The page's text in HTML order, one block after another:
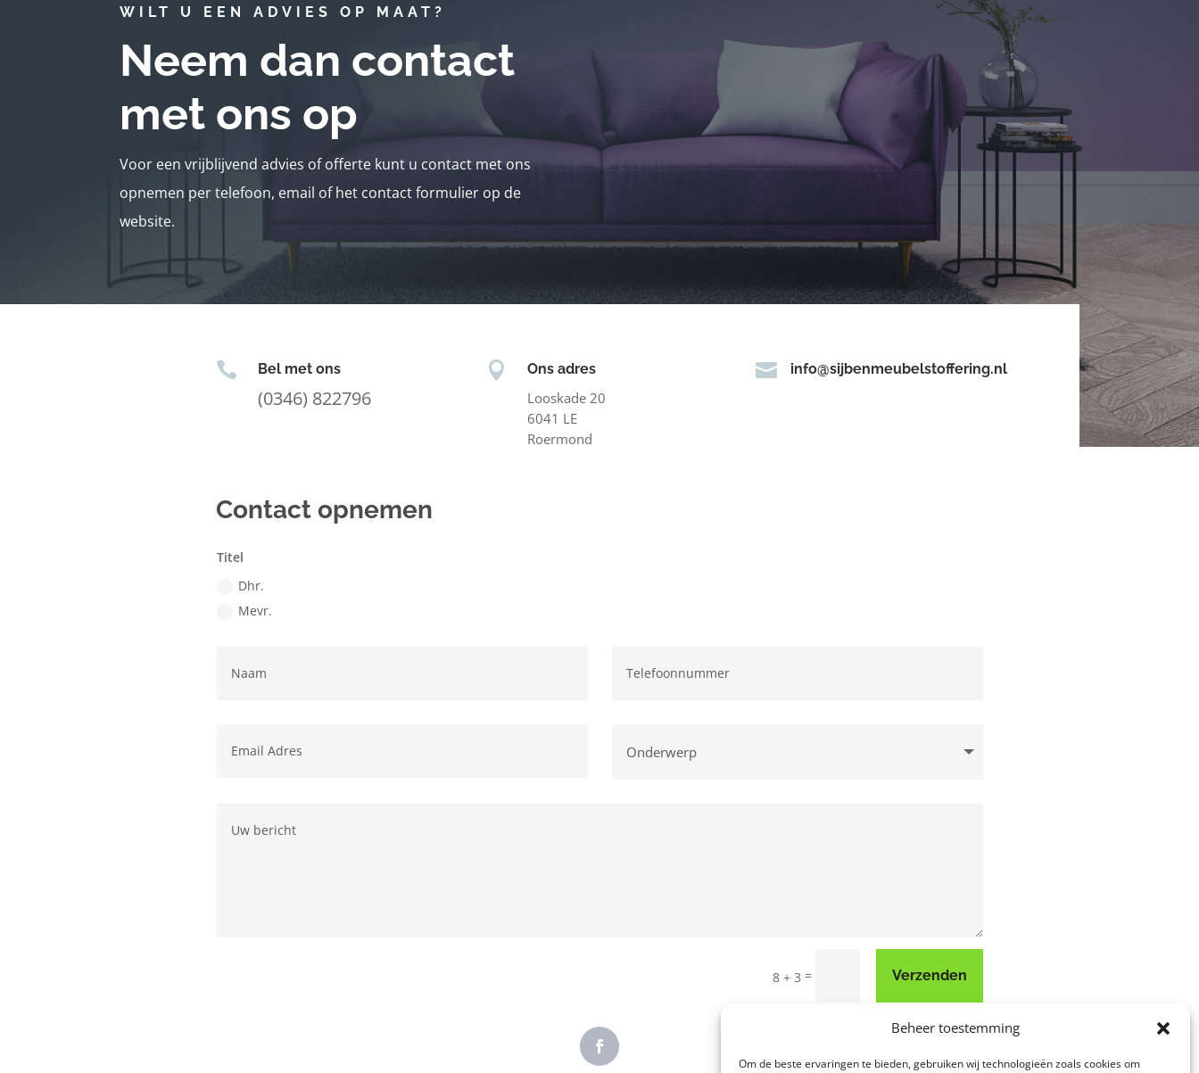
Beheer toestemming
Om de beste ervaringen te bieden, gebruiken wij technologieën zoals cookies om
WILT U EEN ADVIES OP MAAT?
Neem dan contact
met ons op
Voor een vrijblijvend advies of offerte kunt u contact met ons
opnemen per telefoon, email of het contact formulier op de
website.
 Bel met ons
(0346) 822796
 Ons adres
Looskade 20
6041 LE
Roermond
 info@sijbenmeubelstoffering.nl
Contact opnemen
Titel
Dhr.
Mevr.
8 + 3 = Verzenden